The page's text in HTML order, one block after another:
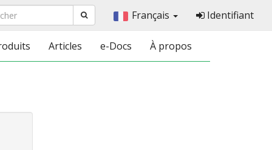
Français Identifiant
Articles e-Docs À propos